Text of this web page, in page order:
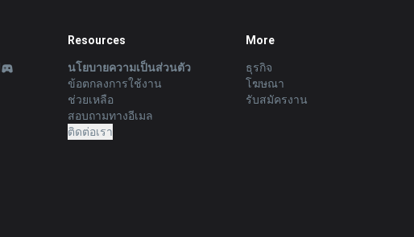
Resources
นโยบายความเป็นส่วนตัว
ข้อตกลงการใช้งาน
ช่วยเหลือ
สอบถามทางอีเมล
ติดต่อเรา
More
ธุรกิจ
โฆษณา
รับสมัครงาน